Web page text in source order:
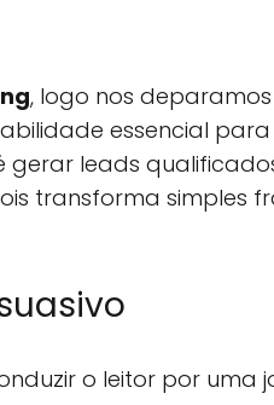
, logo nos
essencial
leads
transforma simples
o leitor por